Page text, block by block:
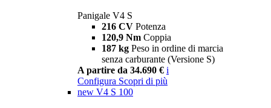
Panigale V4 S
216 CV Potenza
120,9 Nm Coppia
187 kg Peso in ordine di marcia
senza carburante (Versione S)
A partire da 34.690 € i
Configura Scopri di più
new V4 S 100